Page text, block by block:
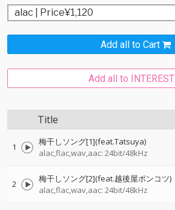
Add all to Cart
Add all to INTEREST
Title
1
梅干しソング[1](feat.Tatsuya)
alac,flac,wav,aac: 24bit/48kHz
2
梅干しソング[2](feat.越後屋ポンコツ)
alac,flac,wav,aac: 24bit/48kHz